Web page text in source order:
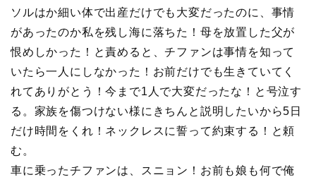
ソルはか細い体で出産だけでも大変だったのに、事情
があったのか私を残し海に落ちた！母を放置した父が
恨めしかった！と責めると、チファンは事情を知って
いたら一人にしなかった！お前だけでも生きていてく
れてありがとう！今まで1人で大変だったな！と号泣す
る。家族を傷つけない様にきちんと説明したいから5日
だけ時間をくれ！ネックレスに誓って約束する！と頼
む。
車に乗ったチファンは、スニョン！お前も娘も何で俺